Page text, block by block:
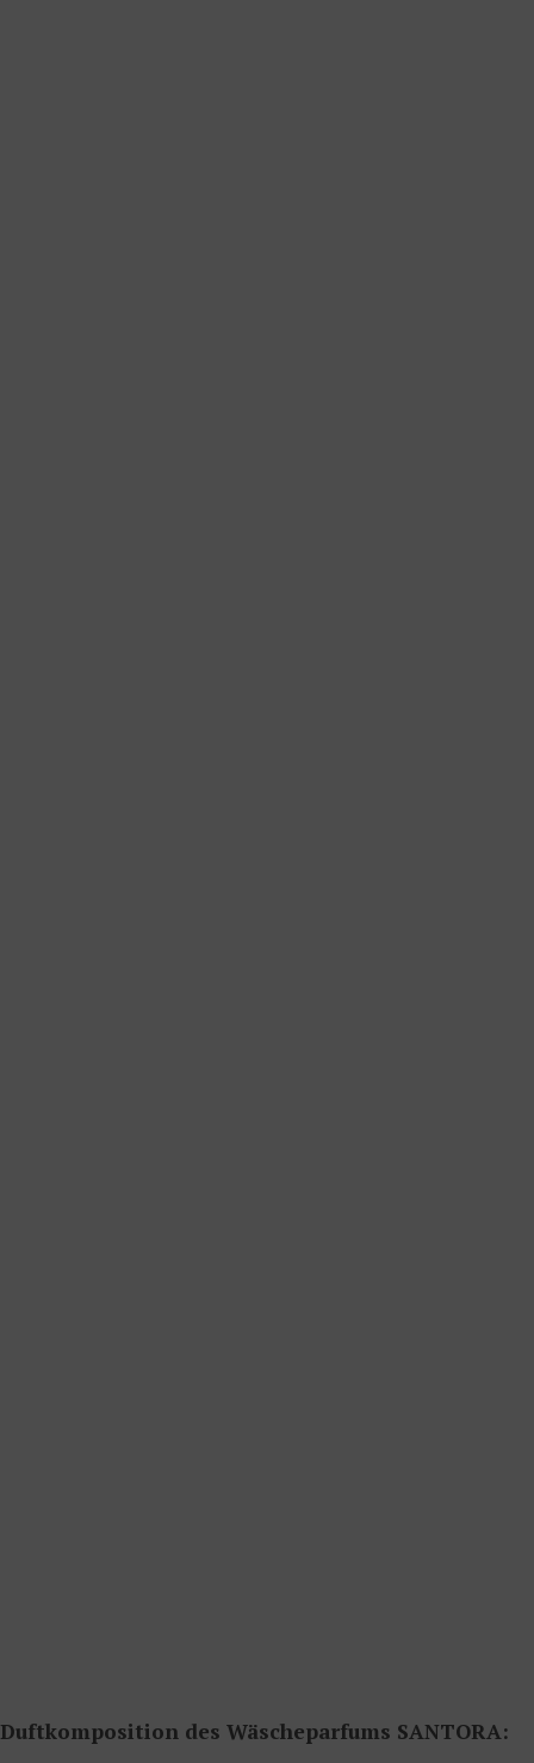
Duftkomposition des Wäscheparfums SANTORA: